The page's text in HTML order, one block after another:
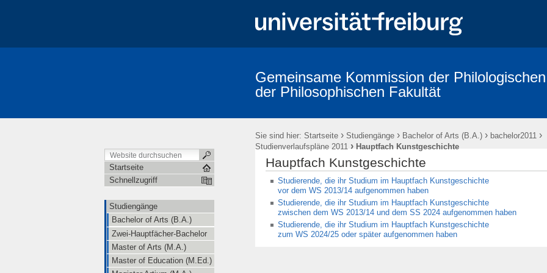
Mitarbeiter/innen (alphabetische Übersicht) Abschlussfeier
Gemeinsame Kommission der
der Philosophischen Fakultät
Sie sind hier: Startseite › Studiengänge › Bachelor of Arts (B.A.) › bachelor2011 ›
Studienverlaufspläne 2011 › Hauptfach Kunstgeschichte
Startseite
Schnellzugriff
Studiengänge
Bachelor of Arts (B.A.)
Zwei-Hauptfächer-Bachelor
Master of Arts (M.A.)
Master of Education (M.Ed.)
Hauptfach Kunstgeschichte
Studierende, die ihr Studium im Hauptfach Kunstgeschichte
vor dem WS 2013/14 aufgenommen haben
Studierende, die ihr Studium im Hauptfach Kunstgeschichte
zwischen dem WS 2013/14 und dem SS 2024 aufgenommen haben
Studierende, die ihr Studium im Hauptfach Kunstgeschichte
zum WS 2024/25 oder später aufgenommen haben